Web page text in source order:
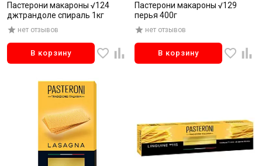
Пастерони макароны √124
джтрандоле спираль 1кг
нет отзывов
В корзину
Пастерони макароны √129
перья 400г
нет отзывов
В корзину